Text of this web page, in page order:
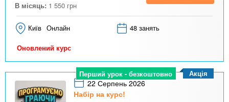
В місяць: 1 550 грн
Київ Онлайн 48 занять
Оновлений курс
Перший урок - безкоштовно
22 Серпень 2026
Набір на курс!
Акція